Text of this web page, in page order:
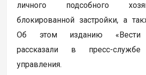
личного подсобного
блокированной застройки, а
Об этом изданию «Вести
рассказали в пресс-службе
управления.